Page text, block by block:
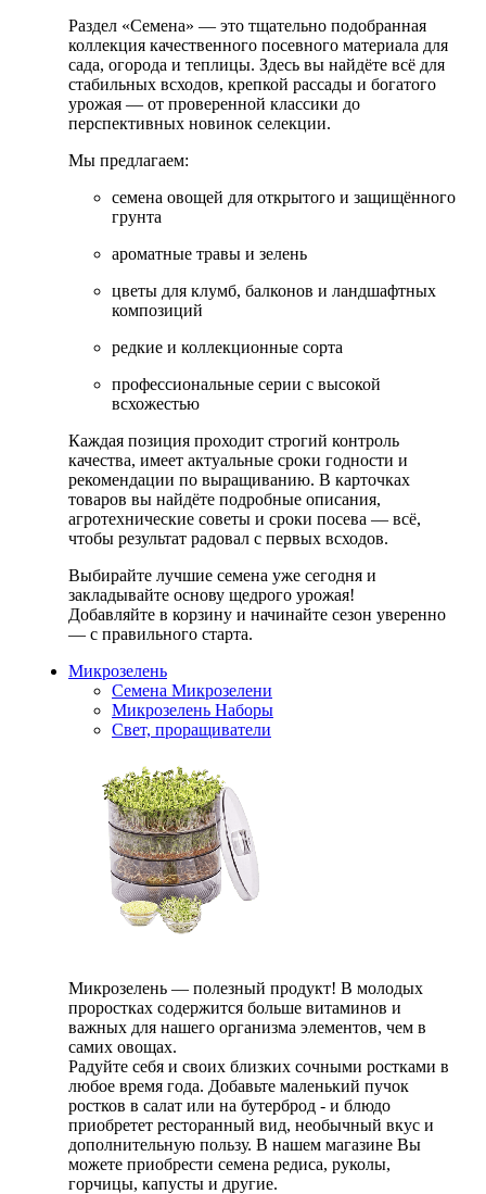
Раздел «Семена» — это тщательно подобранная
коллекция качественного посевного материала для
сада, огорода и теплицы. Здесь вы найдёте всё для
стабильных всходов, крепкой рассады и богатого
урожая — от проверенной классики до
перспективных новинок селекции.
Мы предлагаем:
семена овощей для открытого и защищённого
грунта
ароматные травы и зелень
цветы для клумб, балконов и ландшафтных
композиций
редкие и коллекционные сорта
профессиональные серии с высокой
всхожестью
Каждая позиция проходит строгий контроль
качества, имеет актуальные сроки годности и
рекомендации по выращиванию. В карточках
товаров вы найдёте подробные описания,
агротехнические советы и сроки посева — всё,
чтобы результат радовал с первых всходов.
Выбирайте лучшие семена уже сегодня и
закладывайте основу щедрого урожая!
Добавляйте в корзину и начинайте сезон уверенно
— с правильного старта.
Микрозелень
Семена Микрозелени
Микрозелень Наборы
Свет, проращиватели
Микрозелень — полезный продукт! В молодых
проростках содержится больше витаминов и
важных для нашего организма элементов, чем в
самих овощах.
Радуйте себя и своих близких сочными ростками в
любое время года. Добавьте маленький пучок
ростков в салат или на бутерброд - и блюдо
приобретет ресторанный вид, необычный вкус и
дополнительную пользу. В нашем магазине Вы
можете приобрести семена редиса, руколы,
горчицы, капусты и другие.